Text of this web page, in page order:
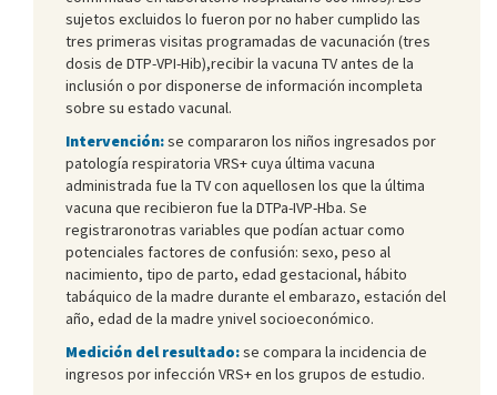
sujetos excluidos lo fueron por no haber cumplido las
tres primeras visitas programadas de vacunación (tres
dosis de DTP-VPI-Hib),recibir la vacuna TV antes de la
inclusión o por disponerse de información incompleta
sobre su estado vacunal.
Intervención:se compararon los niños ingresados por
patología respiratoria VRS+ cuya última vacuna
administrada fue la TV con aquellosen los que la última
vacuna que recibieron fue la DTPa-IVP-Hba. Se
registraronotras variables que podían actuar como
potenciales factores de confusión: sexo, peso al
nacimiento, tipo de parto, edad gestacional, hábito
tabáquico de la madre durante el embarazo, estación del
año, edad de la madre ynivel socioeconómico.
Medición del resultado:se compara la incidencia de
ingresos por infección VRS+ en los grupos de estudio.